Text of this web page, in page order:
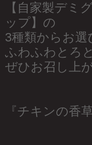
【自家製デミ
ップ】の
3種類からお選
ふわふわとろ
ぜひお召し上
『チキンの香